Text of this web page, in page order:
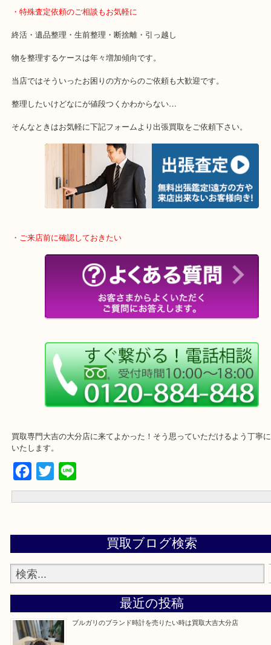
す。
土日祝日休まず年末年始のほかは年中無休営業中
・ただいま冬キャンペーン実施中！！
・特殊査定依頼のご相談もお気軽に
終活・遺品整理・生前整理・断捨離・引っ越し
物を整理するケースは年々増加傾向です。
当店ではそういったお困りの方からのご依頼も大歓迎です。
整理したいけどなにが値段つくかわからない…
・ご来店前に確認しておきたい
買取専門大吉の大分店に来てよかった！そう思っていただけるよう
いたします。
Facebook
Twitter
Line